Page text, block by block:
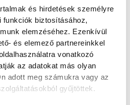
és hirdetések személyre
biztosításához,
elemzéséhez. Ezenkívül
és elemező partnereinkkel
vonatkozó
az adatokat más olyan
adott meg számukra vagy az
gyűjtöttek.